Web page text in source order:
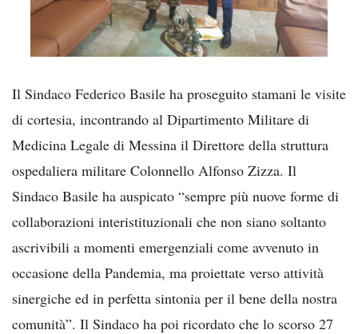
Il Sindaco Federico Basile ha proseguito stamani le visite
di cortesia, incontrando al Dipartimento Militare di
Medicina Legale di Messina il Direttore della struttura
ospedaliera militare Colonnello Alfonso Zizza. Il
Sindaco Basile ha auspicato “sempre più nuove forme di
collaborazioni interistituzionali che non siano soltanto
ascrivibili a momenti emergenziali come avvenuto in
occasione della Pandemia, ma proiettate verso attività
sinergiche ed in perfetta sintonia per il bene della nostra
comunità”. Il Sindaco ha poi ricordato che lo scorso 27